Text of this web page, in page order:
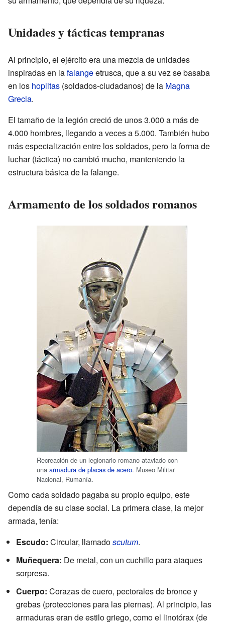
Unidades y tácticas tempranas
Al principio, el ejército era una mezcla de unidades
inspiradas en lafalangeetrusca, que a su vez se basaba
en los hoplitas (soldados-ciudadanos) de la Magna
Grecia.
El tamaño de la legión creció de unos 3.000 a más de
4.000 hombres, llegando a veces a 5.000. También hubo
más especialización entre los soldados, pero la forma de
luchar (táctica) no cambió mucho, manteniendo la
estructura básica de la falange.
Armamento de los soldados romanos
Recreación de un legionario romano ataviado con
una armadura de placas de acero. Museo Militar
Nacional, Rumanía.
Como cada soldado pagaba su propio equipo, este
dependía de su clase social. La primera clase, la mejor
armada, tenía:
Escudo: Circular, llamadoscutum.
Muñequera: De metal, con un cuchillo para ataques
sorpresa.
Cuerpo: Corazas de cuero, pectorales de bronce y
grebas (protecciones para las piernas). Al principio, las
armaduras eran de estilo griego, como el linotórax (de